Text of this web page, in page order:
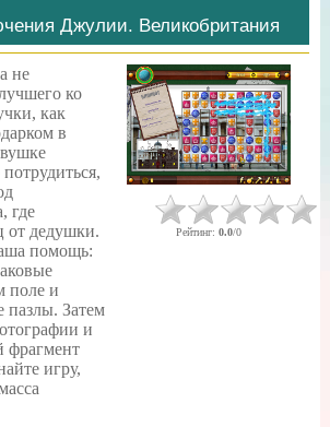
Джулии. Великобритания
не
ко
как
в
где
от дедушки.
помощь:
поле и
пазлы. Затем
и
фрагмент
игру,
Рейтинг: 0.0/0